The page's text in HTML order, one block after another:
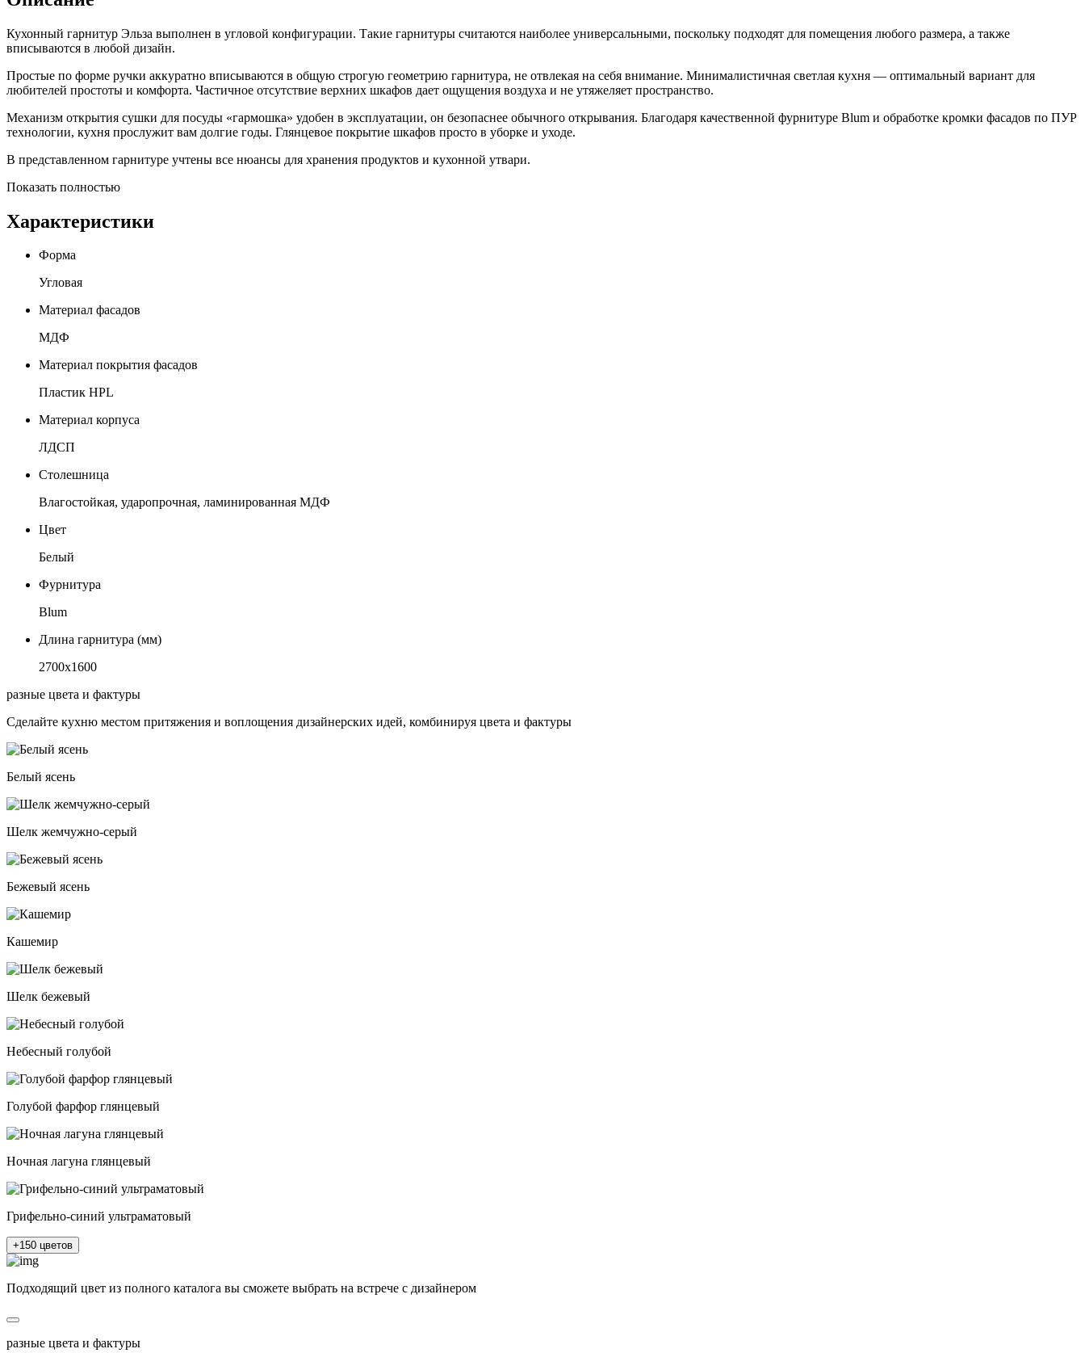
Кухонный гарнитур Эльза выполнен в угловой конфигурации. Такие гарнитуры считаются наиболее универсальными, поскольку подходят для помещения любого размера, а также
вписываются в любой дизайн.
Простые по форме ручки аккуратно вписываются в общую строгую геометрию гарнитура, не отвлекая на себя внимание. Минималистичная светлая кухня — оптимальный вариант для
любителей простоты и комфорта. Частичное отсутствие верхних шкафов дает ощущения воздуха и не утяжеляет пространство.
Механизм открытия сушки для посуды «гармошка» удобен в эксплуатации, он безопаснее обычного открывания. Благодаря качественной фурнитуре Blum и обработке кромки фасадов по ПУР
технологии, кухня прослужит вам долгие годы. Глянцевое покрытие шкафов просто в уборке и уходе.
В представленном гарнитуре учтены все нюансы для хранения продуктов и кухонной утвари.
Показать полностью
Характеристики
Форма
Угловая
Материал фасадов
МДФ
Материал покрытия фасадов
Пластик HPL
Материал корпуса
ЛДСП
Столешница
Влагостойкая, ударопрочная, ламинированная МДФ
Цвет
Белый
Фурнитура
Blum
Длина гарнитура (мм)
2700х1600
разные цвета и фактуры
Сделайте кухню местом притяжения и воплощения дизайнерских идей, комбинируя цвета и фактуры
Белый ясень
Шелк жемчужно-серый
Бежевый ясень
Кашемир
Шелк бежевый
Небесный голубой
Голубой фарфор глянцевый
Ночная лагуна глянцевый
Грифельно-синий ультраматовый
+150 цветов
Подходящий цвет из полного каталога вы сможете выбрать на встрече с дизайнером
разные цвета и фактуры